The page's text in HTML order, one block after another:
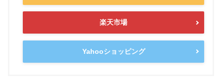
楽天市場
Yahooショッピング